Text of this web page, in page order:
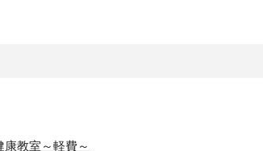
康教室～軽費～